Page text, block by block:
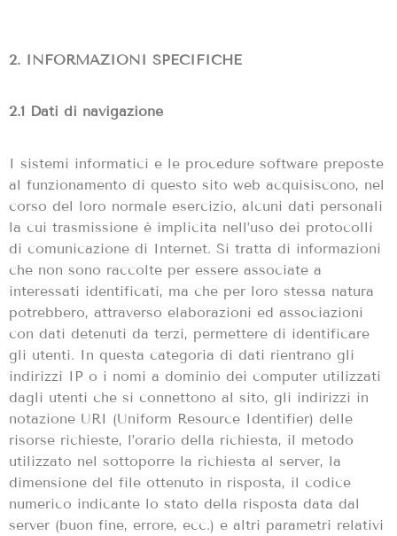
2. INFORMAZIONI SPECIFICHE
2.1 Dati di navigazione
I sistemi informatici e le procedure software preposte
al funzionamento di questo sito web acquisiscono, nel
corso del loro normale esercizio, alcuni dati personali
la cui trasmissione è implicita nell’uso dei protocolli
di comunicazione di Internet. Si tratta di informazioni
che non sono raccolte per essere associate a
interessati identificati, ma che per loro stessa natura
potrebbero, attraverso elaborazioni ed associazioni
con dati detenuti da terzi, permettere di identificare
gli utenti. In questa categoria di dati rientrano gli
indirizzi IP o i nomi a dominio dei computer utilizzati
dagli utenti che si connettono al sito, gli indirizzi in
notazione URI (Uniform Resource Identifier) delle
risorse richieste, l’orario della richiesta, il metodo
utilizzato nel sottoporre la richiesta al server, la
dimensione del file ottenuto in risposta, il codice
numerico indicante lo stato della risposta data dal
server (buon fine, errore, ecc.) e altri parametri relativi